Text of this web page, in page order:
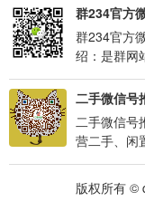
群234官方
群234官方
绍：是群网
二手微信号
二手微信号
营二手、闲
版权所有 ©